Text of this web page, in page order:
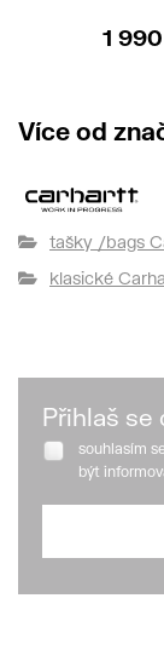
1
Více od
tašky /bags
klasické
Přihlaš se
souhlasím
být